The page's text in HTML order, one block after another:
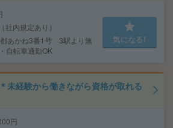
社内規定あり）
あかね3番1号 3駅より無
自転車通勤OK
気になる!
未経験から働きながら資格が取れる
円